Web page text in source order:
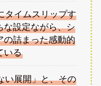
タイムスリップす
な設定ながら、シ
の詰まった感動的
いる
い展開」と、その